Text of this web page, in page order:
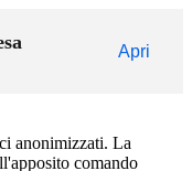
Apri
anonimizzati. La
comando